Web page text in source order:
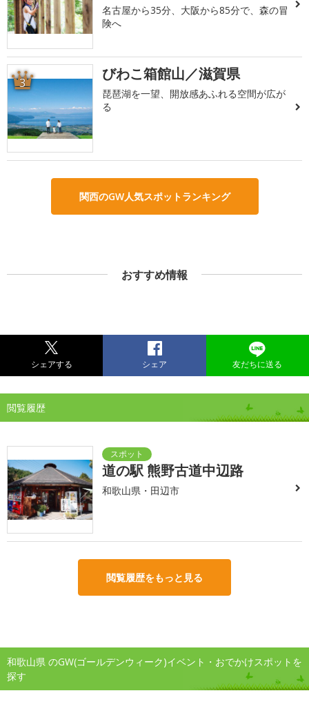
名古屋から35分、大阪から85分で、森の冒
険へ
3 びわこ箱館山／滋賀県
琵琶湖を一望、開放感あふれる空間が広が
る
関西のGW人気スポットランキング
おすすめ情報
シェアする シェア 友だちに送る
閲覧履歴
道の駅 熊野古道中辺路
和歌山県・田辺市
閲覧履歴をもっと見る
和歌山県 のGW(ゴールデンウィーク)イベント・おでかけスポットを
探す